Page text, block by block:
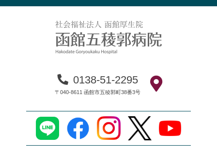
0138-51-2295
〒040-8611 函館市五稜郭町38番3号